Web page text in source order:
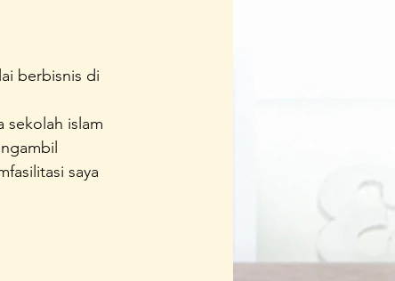
berbisnis di
sekolah islam
saya